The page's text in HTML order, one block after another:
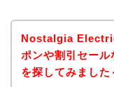
Nostalgia
ポンや割引セー
を探してみました